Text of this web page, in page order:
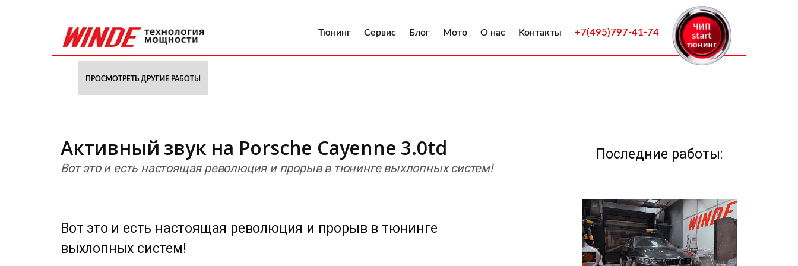
Тюнинг Сервис Блог Мото О нас Контакты +7(495)797-41-74
ПРОСМОТРЕТЬ ДРУГИЕ РАБОТЫ
Активный звук на Porsche Cayenne 3.0td
Вот это и есть настоящая революция и прорыв в тюнинге выхлопных систем!
Вот это и есть настоящая революция и прорыв в тюнинге
выхлопных систем!
Последние работы: